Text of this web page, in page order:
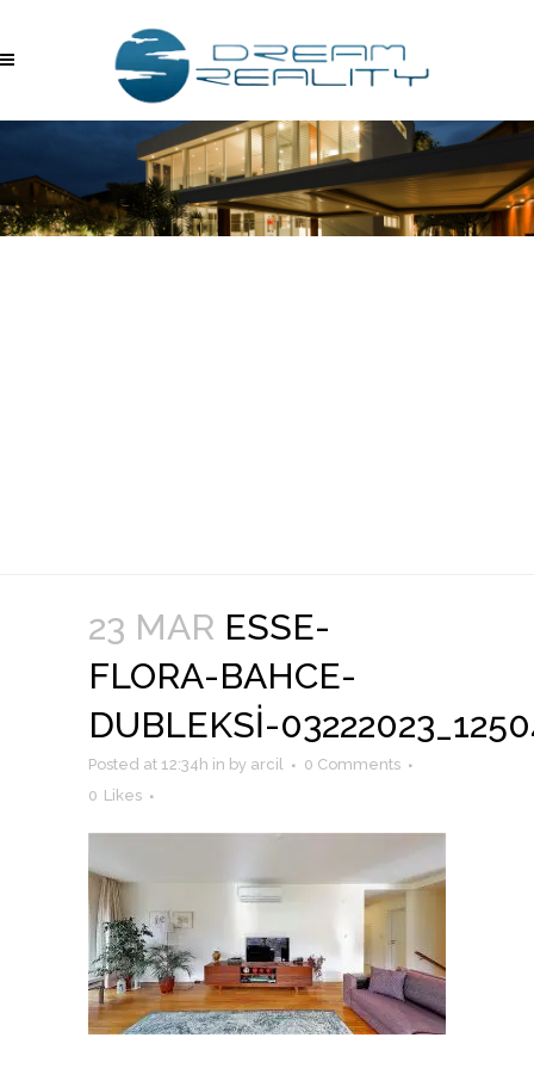
23 MAR ESSE-
FLORA-BAHCE-
DUBLEKSI-
Posted at 12:34h in by arcil
0 Comments
0 Likes